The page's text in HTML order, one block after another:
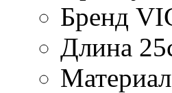
Бренд
Длина